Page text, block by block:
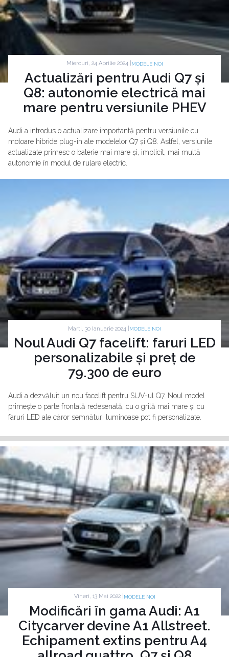
Miercuri, 24 Aprilie 2024 | MODELE NOI
Actualizări pentru Audi Q7 și
Q8: autonomie electrică mai
mare pentru versiunile PHEV
Audi a introdus o actualizare importantă pentru versiunile cu
motoare hibride plug-in ale modelelor Q7 și Q8. Astfel, versiunile
actualizate primesc o baterie mai mare și, implicit, mai multă
autonomie în modul de rulare electric.
Marti, 30 Ianuarie 2024 | MODELE NOI
Noul Audi Q7 facelift: faruri LED
personalizabile și preț de
79.300 de euro
Audi a dezvăluit un nou facelift pentru SUV-ul Q7. Noul model
primește o parte frontală redesenată, cu o grilă mai mare și cu
faruri LED ale căror semnături luminoase pot fi personalizate.
Vineri, 13 Mai 2022 | MODELE NOI
Modificări în gama Audi: A1
Citycarver devine A1 Allstreet.
Echipament extins pentru A4